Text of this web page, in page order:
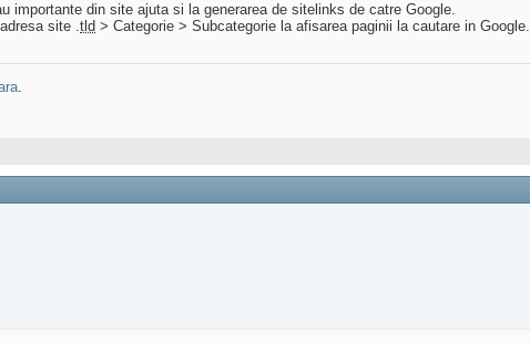
importante din site ajuta si la generarea de sitelinks de catre Google.
site .tld > Categorie > Subcategorie la afisarea paginii la cautare in Google.
.